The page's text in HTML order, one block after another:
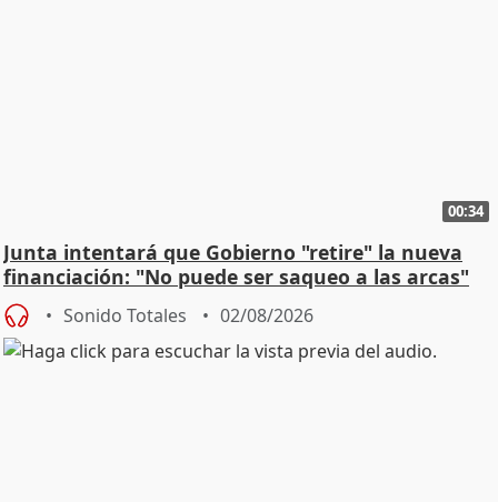
00:34
Junta intentará que Gobierno "retire" la nueva
financiación: "No puede ser saqueo a las arcas"
Sonido Totales 02/08/2026